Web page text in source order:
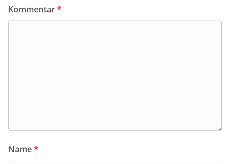
Kommentar*
Name*